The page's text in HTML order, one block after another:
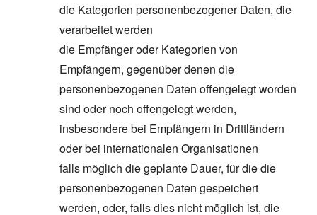
die Kategorien personenbezogener Daten, die
verarbeitet werden
die Empfänger oder Kategorien von
Empfängern, gegenüber denen die
personenbezogenen Daten offengelegt worden
sind oder noch offengelegt werden,
insbesondere bei Empfängern in Drittländern
oder bei internationalen Organisationen
falls möglich die geplante Dauer, für die die
personenbezogenen Daten gespeichert
werden, oder, falls dies nicht möglich ist, die